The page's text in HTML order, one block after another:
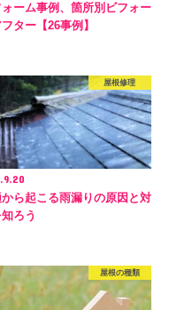
ォーム事例、箇所別ビフォー
ター【26事例】
屋根修理
ら起こる雨漏りの原因と対
ろう
屋根の種類